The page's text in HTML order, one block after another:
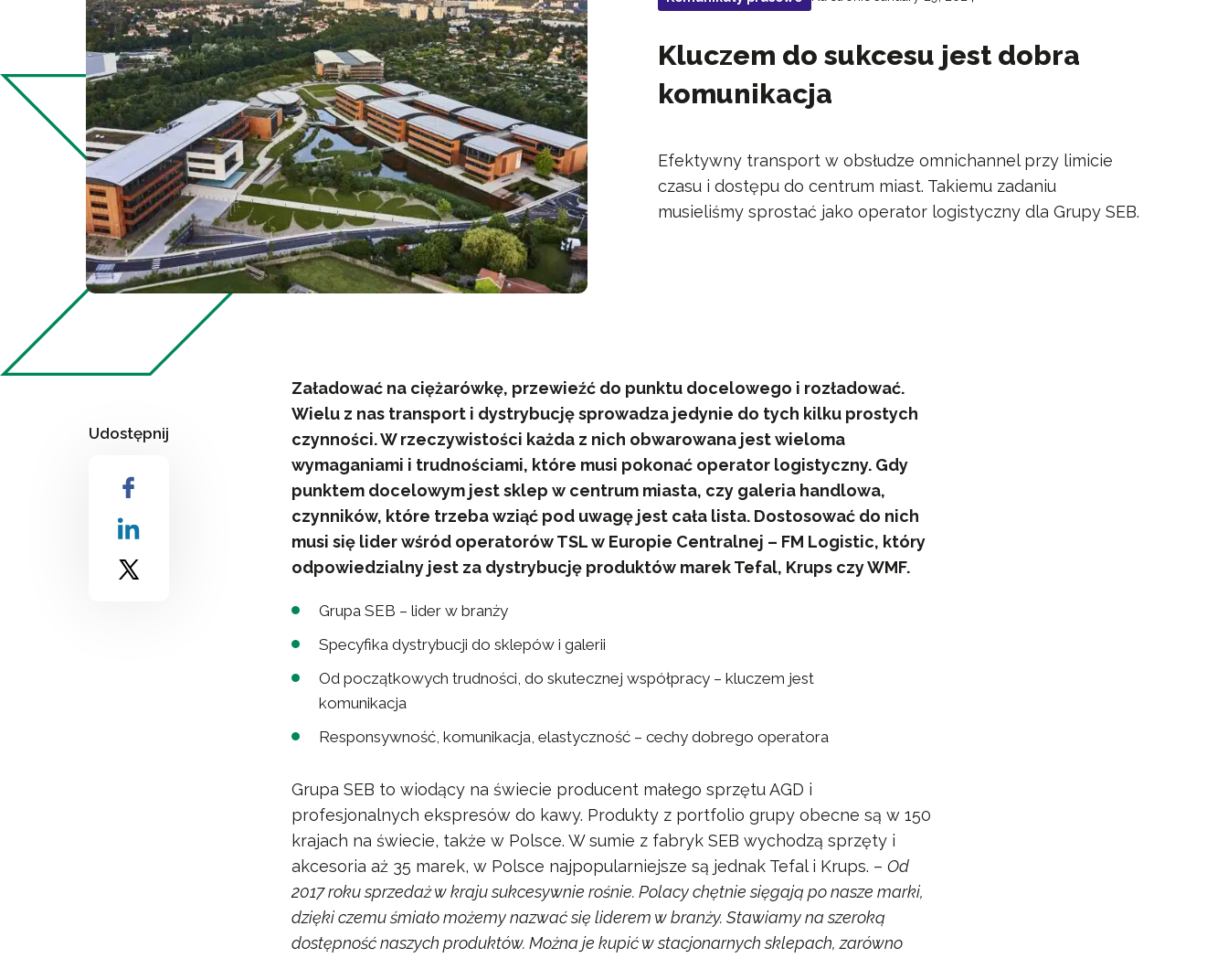
Kluczem do sukcesu jest dobra
komunikacja
Efektywny transport w obsłudze omnichannel przy limicie
czasu i dostępu do centrum miast. Takiemu zadaniu
musieliśmy sprostać jako operator logistyczny dla Grupy SEB.
Udostępnij
Załadować na ciężarówkę, przewieźć do punktu docelowego i rozładować.
Wielu z nas transport i dystrybucję sprowadza jedynie do tych kilku prostych
czynności. W rzeczywistości każda z nich obwarowana jest wieloma
wymaganiami i trudnościami, które musi pokonać operator logistyczny. Gdy
punktem docelowym jest sklep w centrum miasta, czy galeria handlowa,
czynników, które trzeba wziąć pod uwagę jest cała lista. Dostosować do nich
musi się lider wśród operatorów TSL w Europie Centralnej – FM Logistic, który
odpowiedzialny jest za dystrybucję produktów marek Tefal, Krups czy WMF.
Grupa SEB – lider w branży
Specyfika dystrybucji do sklepów i galerii
Od początkowych trudności, do skutecznej współpracy – kluczem jest
komunikacja
Responsywność, komunikacja, elastyczność – cechy dobrego operatora
Grupa SEB to wiodący na świecie producent małego sprzętu AGD i
profesjonalnych ekspresów do kawy. Produkty z portfolio grupy obecne są w 150
krajach na świecie, także w Polsce. W sumie z fabryk SEB wychodzą sprzęty i
akcesoria aż 35 marek, w Polsce najpopularniejsze są jednak Tefal i Krups. –Od
2017 roku sprzedaż w kraju sukcesywnie rośnie. Polacy chętnie sięgają po nasze marki,
dzięki czemu śmiało możemy nazwać się liderem w branży. Stawiamy na szeroką
dostępność naszych produktów. Można je kupić w stacjonarnych sklepach, zarówno